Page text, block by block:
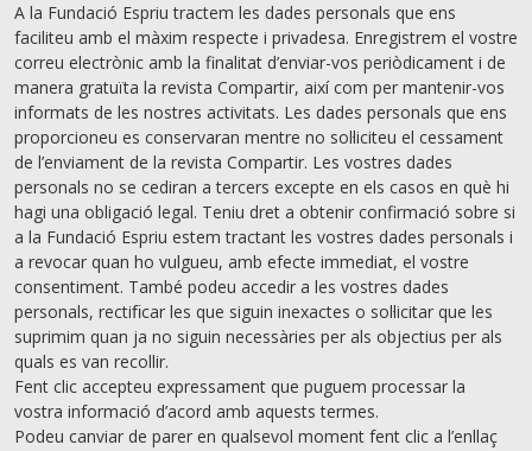
A la Fundació Espriu tractem les dades personals que ens
faciliteu amb el màxim respecte i privadesa. Enregistrem el vostre
correu electrònic amb la finalitat d’enviar-vos periòdicament i de
manera gratuïta la revista Compartir, així com per mantenir-vos
informats de les nostres activitats. Les dades personals que ens
proporcioneu es conservaran mentre no sol·liciteu el cessament
de l’enviament de la revista Compartir. Les vostres dades
personals no se cediran a tercers excepte en els casos en què hi
hagi una obligació legal. Teniu dret a obtenir confirmació sobre si
a la Fundació Espriu estem tractant les vostres dades personals i
a revocar quan ho vulgueu, amb efecte immediat, el vostre
consentiment. També podeu accedir a les vostres dades
personals, rectiﬁcar les que siguin inexactes o sol·licitar que les
suprimim quan ja no siguin necessàries per als objectius per als
quals es van recollir.
Fent clic accepteu expressament que puguem processar la
vostra informació d’acord amb aquests termes.
Podeu canviar de parer en qualsevol moment fent clic a l’enllaç